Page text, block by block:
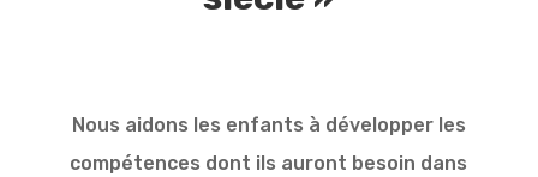
Nous aidons les enfants à développer les
compétences dont ils auront besoin dans